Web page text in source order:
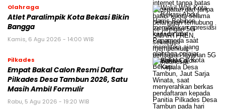
Olahraga
Atlet Paralimpik Kota Bekasi Bikin
Bangga
Kamis, 6 Agu 2026 - 14:00 WIB
Pilkades
Empat Bakal Calon Resmi Daftar
Pilkades Desa Tambun 2026, Satu
Masih Ambil Formulir
Rabu, 5 Agu 2026 - 19:20 WIB